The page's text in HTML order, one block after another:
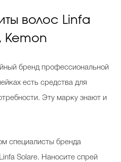
волос Linfa
Kemon
бренд профессиональной
есть средства для
Эту марку знают и
специалисты бренда
Solare. Наносите спрей